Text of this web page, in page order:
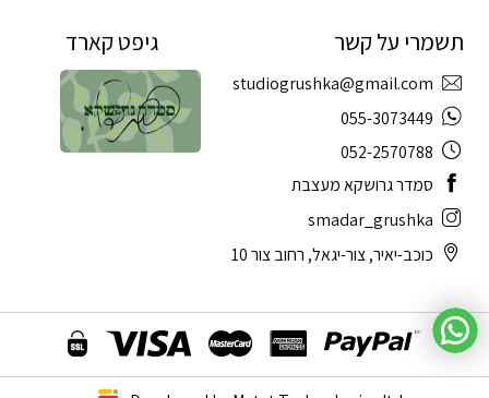
תשמרי על קשר
studiogrushka@gmail.com
055-3073449
052-2570788
סמדר גרושקא מעצבת
smadar_grushka
כוכב-יאיר, צור-יגאל, רחוב צור 10
גיפט קארד